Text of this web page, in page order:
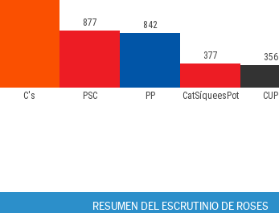
C's PSC PP CatSíqueesPot CUP
877 842
377
356
RESUMEN DEL ESCRUTINIO DE ROSES